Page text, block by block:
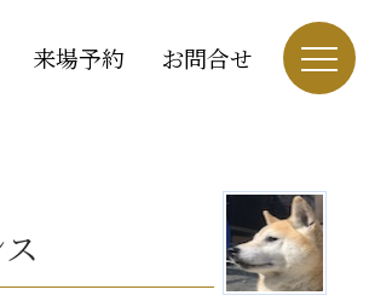
来場予約 お問合せ